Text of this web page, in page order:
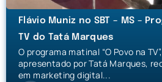
Flávio Muniz no SBT – MS –
TV do Tatá Marques
O programa matinal “O Povo na
apresentado por Tatá Marques,
em marketing digital...